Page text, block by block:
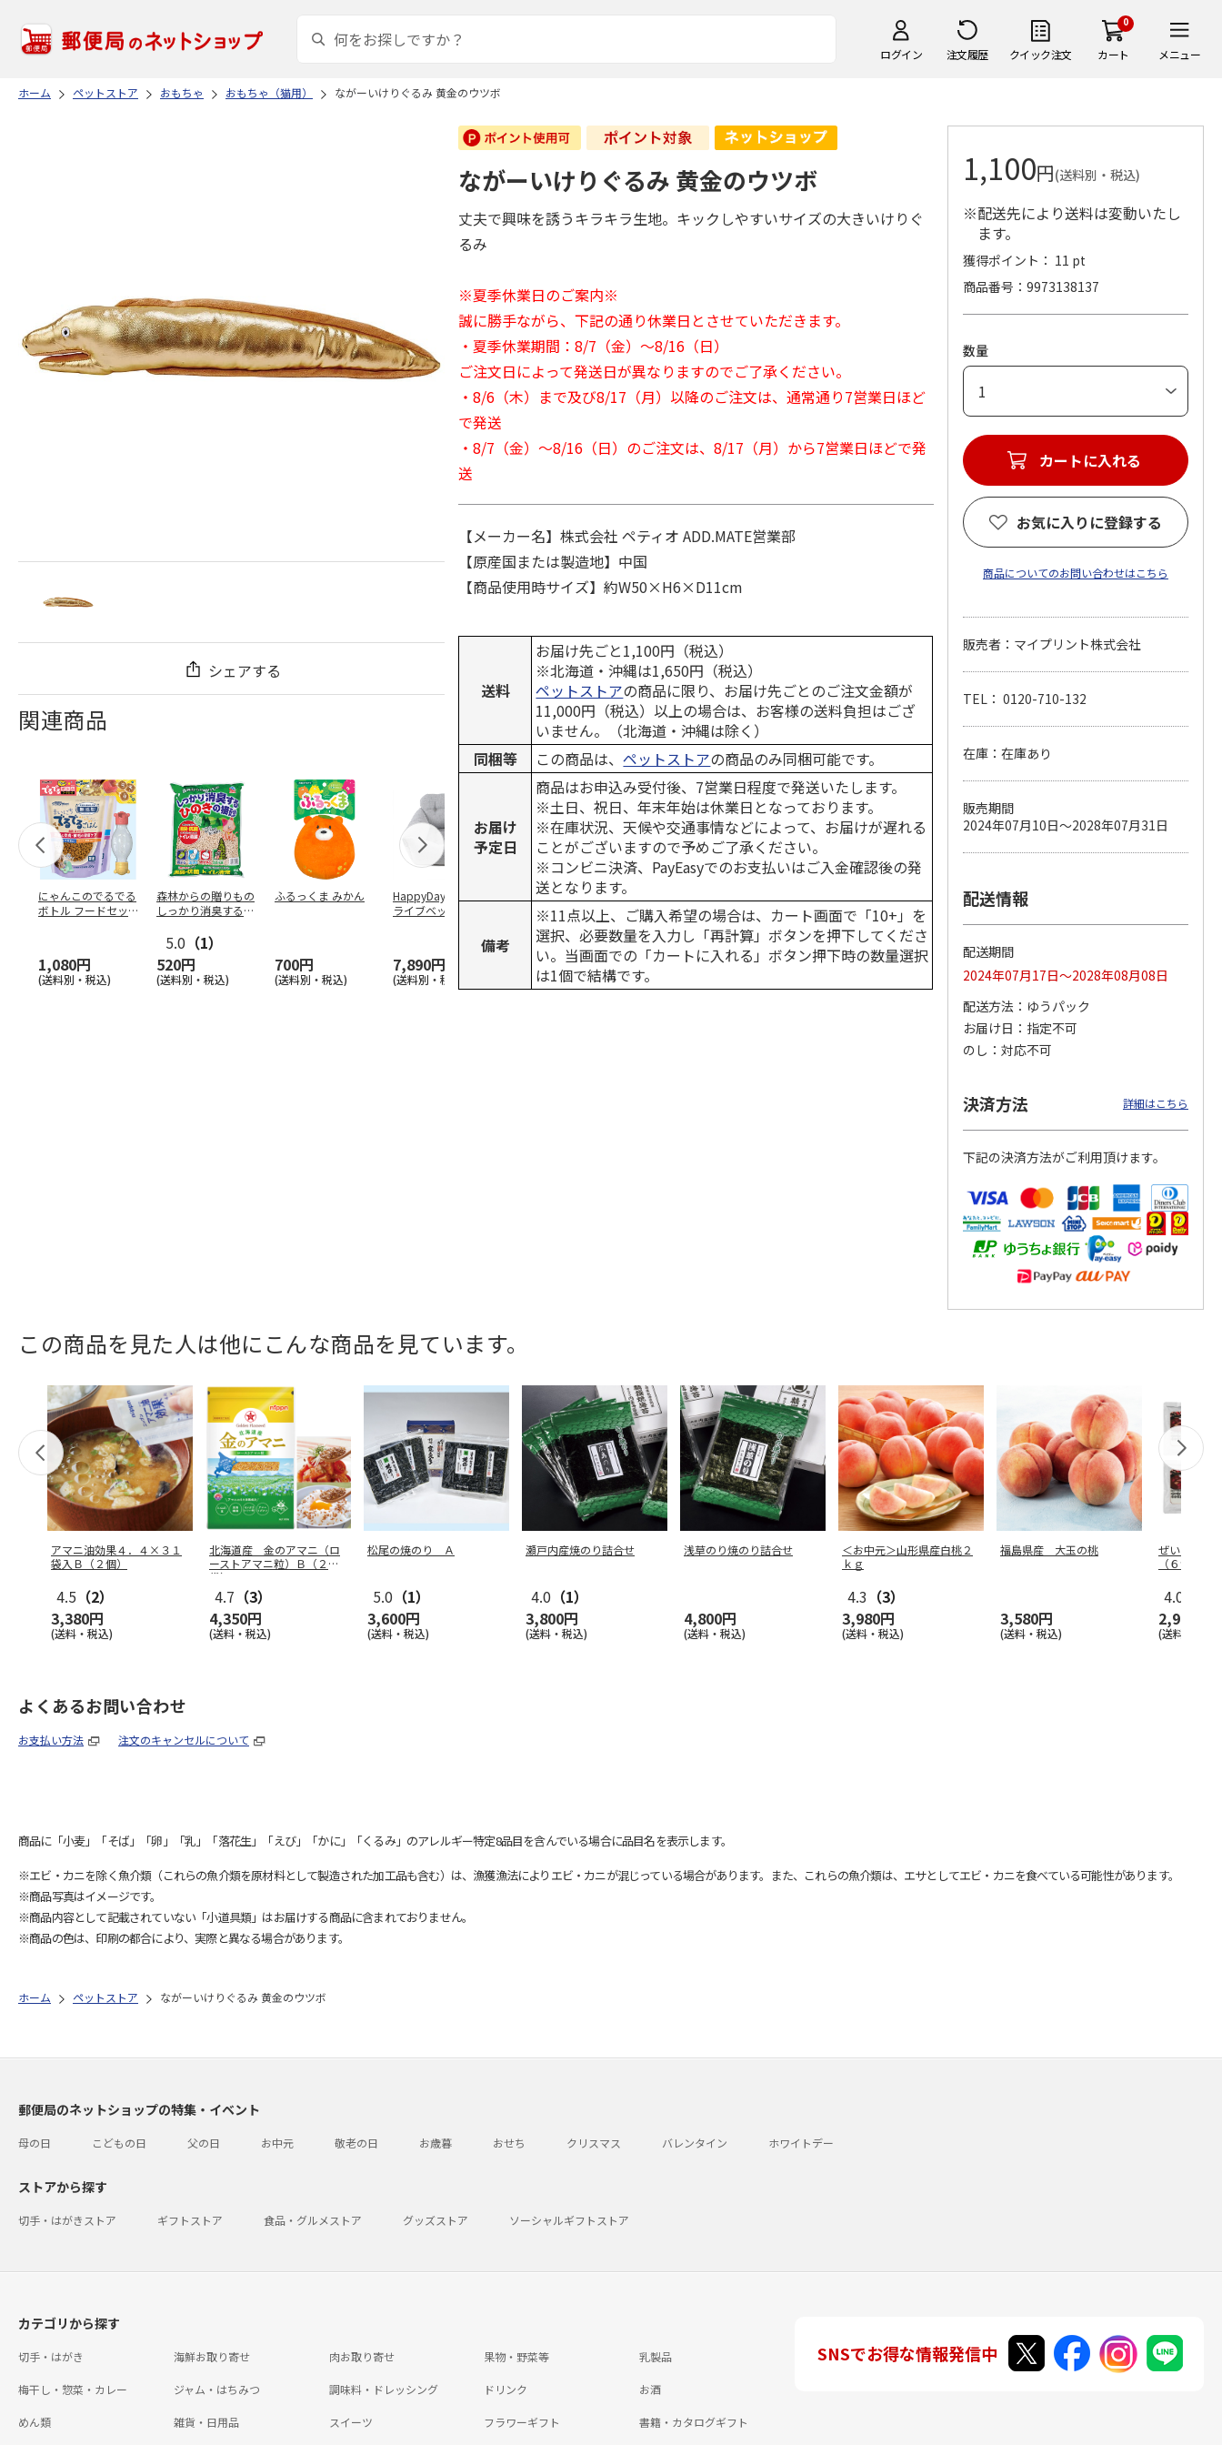
ログイン 注文履歴 クイック注文
0
カート メニュー
ホーム ペットストア おもちゃ おもちゃ（猫用） ながーいけりぐるみ 黄金のウツボ
シェアする
関連商品
にゃんこのでるでる
ボトル フードセッ
1,080円
(送料別・税込)
森林からの贈りもの
しっかり消臭するひ
5.0 （1）
520円
(送料別・税込)
ふるっくま みかん
700円
(送料別・税込)
HappyDays 2wayド
ライブベッド グレ
7,890円
(送料別・税込)
獣医師開発 ニオイ
をとる砂専用 猫ト
イレ ナチュラルグ
1,550円
(送料別・税込)
らない消臭・抗菌サ
ンド 4L
1,320円
(送料別・税込)
ムデンタルコーン
ぐるぐるボーン型 S
…
470円
チ 健康に育つ子ね
こ用 まぐろ・かつ
おに …
120円
ペット線香 虹のか
なた フルーティフ
ローラルの香り
590円
(送料別・税込)
100円
(送料別・税込)
ながーいけりぐるみ 黄金のウツボ
丈夫で興味を誘うキラキラ生地。キックしやすいサイズの大きいけりぐ
るみ
※夏季休業日のご案内※
誠に勝手ながら、下記の通り休業日とさせていただきます。
・夏季休業期間：8/7（金）～8/16（日）
ご注文日によって発送日が異なりますのでご了承ください。
・8/6（木）まで及び8/17（月）以降のご注文は、通常通り7営業日ほど
で発送
・8/7（金）～8/16（日）のご注文は、8/17（月）から7営業日ほどで発
送
【メーカー名】株式会社 ペティオ ADD.MATE営業部
【原産国または製造地】中国
【商品使用時サイズ】約W50×H6×D11cm
送料
お届け先ごと1,100円（税込）
※北海道・沖縄は1,650円（税込）
ペットストアの商品に限り、お届け先ごとのご注文金額が
11,000円（税込）以上の場合は、お客様の送料負担はござ
いません。（北海道・沖縄は除く）
同梱等
この商品は、ペットストアの商品のみ同梱可能です。
お届け
予定日
商品はお申込み受付後、7営業日程度で発送いたします。
※土日、祝日、年末年始は休業日となっております。
※在庫状況、天候や交通事情などによって、お届けが遅れる
ことがございますので予めご了承ください。
※コンビニ決済、PayEasyでのお支払いはご入金確認後の発
送となります。
備考
※11点以上、ご購入希望の場合は、カート画面で「10+」を
選択、必要数量を入力し「再計算」ボタンを押下してくださ
い。当画面での「カートに入れる」ボタン押下時の数量選択
は1個で結構です。
1,100円(送料別・税込)
※配送先により送料は変動いたし
ます。
獲得ポイント： 11 pt
商品番号
9973138137
数量
カートに入れる
お気に入りに登録する
商品についてのお問い合わせはこちら
販売者：マイプリント株式会社
TEL： 0120-710-132
在庫：在庫あり
販売期間
2024年07月10日～2028年07月31日
配送情報
配送期間
2024年07月17日～2028年08月08日
配送方法
ゆうパック
お届け日
指定不可
のし
対応不可
決済方法 詳細はこちら
下記の決済方法がご利用頂けます。
この商品を見た人は他にこんな商品を見ています。
アマニ油効果４．４×３１
袋入Ｂ（２個）
4.5 （2）
3,380円
(送料・税込)
北海道産 金のアマニ（ロ
ーストアマニ粒）Ｂ（２
袋）
4.7 （3）
4,350円
(送料・税込)
松尾の焼のり Ａ
5.0 （1）
3,600円
(送料・税込)
瀬戸内産焼のり詰合せ
4.0 （1）
3,800円
(送料・税込)
浅草のり焼のり詰合せ
4,800円
(送料・税込)
＜お中元＞山形県産白桃２
ｋｇ
4.3 （3）
3,980円
(送料・税込)
福島県産 大玉の桃
3,580円
(送料・税込)
ぜいたく牛
（６食）
4.0
2,980円
(送料・税込)
よくあるお問い合わせ
お支払い方法 注文のキャンセルについて
商品に「小麦」「そば」「卵」「乳」「落花生」「えび」「かに」「くるみ」のアレルギー特定8品目を含んでいる場合に品目名を表示します。
※エビ・カニを除く魚介類（これらの魚介類を原材料として製造された加工品も含む）は、漁獲漁法によりエビ・カニが混じっている場合があります。また、これらの魚介類は、エサとしてエビ・カニを食べている可能性があります。
※商品写真はイメージです。
※商品内容として記載されていない「小道具類」はお届けする商品に含まれておりません。
※商品の色は、印刷の都合により、実際と異なる場合があります。
ホーム ペットストア ながーいけりぐるみ 黄金のウツボ
郵便局のネットショップの特集・イベント
母の日 こどもの日 父の日 お中元 敬老の日 お歳暮 おせち クリスマス バレンタイン ホワイトデー
ストアから探す
切手・はがきストア ギフトストア 食品・グルメストア グッズストア ソーシャルギフトストア
カテゴリから探す
切手・はがき 海鮮お取り寄せ 肉お取り寄せ 果物・野菜等 乳製品
梅干し・惣菜・カレー ジャム・はちみつ 調味料・ドレッシング ドリンク お酒
めん類 雑貨・日用品 スイーツ フラワーギフト 書籍・カタログギフト
SNSでお得な情報発信中